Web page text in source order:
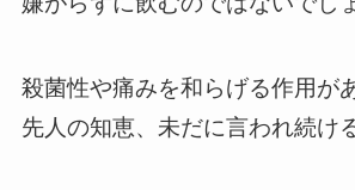
殺菌性や痛みを和らげる作用が
先人の知恵、未だに言われ続け